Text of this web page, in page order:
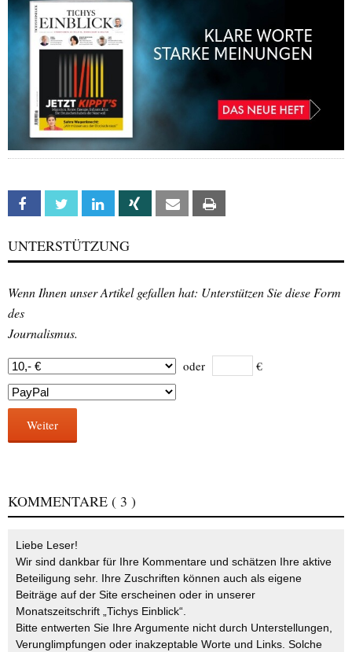
Facebook Twitter Linkedin Xing Email
UNTERSTÜTZUNG
Wenn Ihnen unser Artikel gefallen hat: Unterstützen Sie diese Form
des
Journalismus.
oder €
Weiter
KOMMENTARE ( 3 )
Liebe Leser!
Wir sind dankbar für Ihre Kommentare und schätzen Ihre aktive
Beteiligung sehr. Ihre Zuschriften können auch als eigene
Beiträge auf der Site erscheinen oder in unserer
Monatszeitschrift „Tichys Einblick“.
Bitte entwerten Sie Ihre Argumente nicht durch Unterstellungen,
Verunglimpfungen oder inakzeptable Worte und Links. Solche